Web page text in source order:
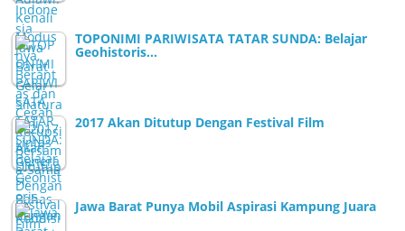
TOPONIMI PARIWISATA TATAR SUNDA: Belajar
Geohistoris…
2017 Akan Ditutup Dengan Festival Film
Jawa Barat Punya Mobil Aspirasi Kampung Juara